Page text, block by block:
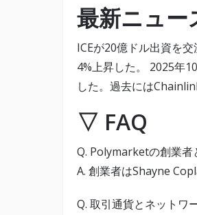
最新ニュー
ICEが20億ドル出資を
4%上昇した。 2025年
した。過去には
▽ FAQ
Q. Polymarketの創業者
A. 創業者はShayne
Q. 取引通貨とネットワ